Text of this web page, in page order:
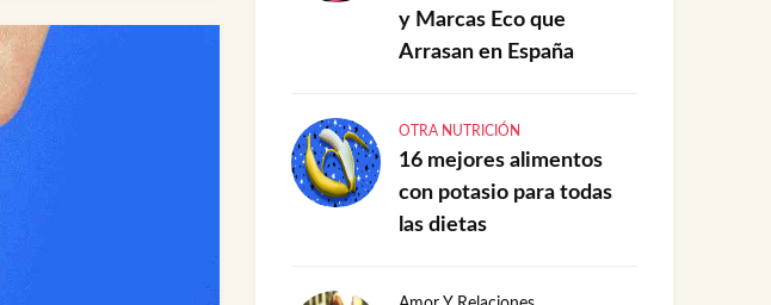
y Marcas Eco que
Arrasan en España
OTRA NUTRICIÓN
16 mejores alimentos
con potasio para todas
las dietas